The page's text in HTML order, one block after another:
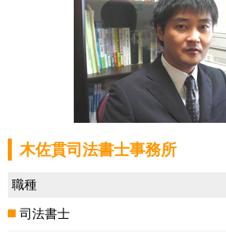
木佐貫司法書士事務所
職種
司法書士